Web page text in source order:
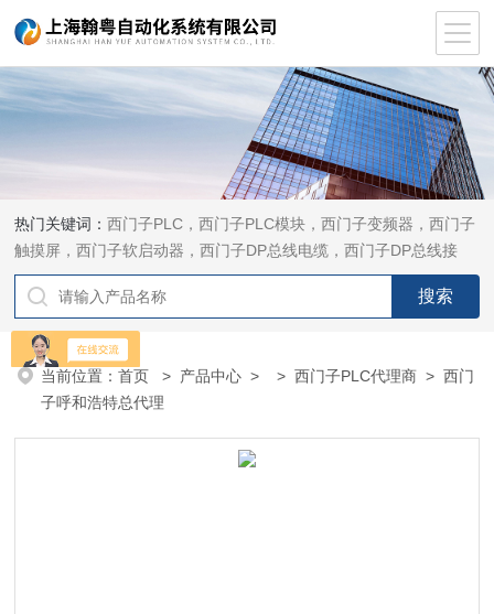
热门关键词：西门子PLC，西门子PLC模块，西门子变频器，西门子
触摸屏，西门子软启动器，西门子DP总线电缆，西门子DP总线接
头，西门子CP通讯网卡，西门子数控系统及停产备件
当前位置：首页 > 产品中心 > >西门子PLC代理商 > 西门
子呼和浩特总代理